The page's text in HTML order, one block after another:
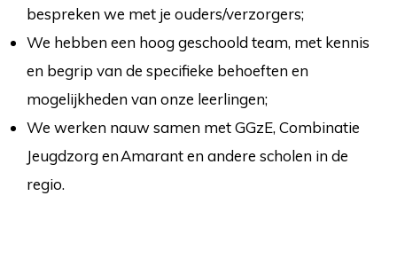
bespreken we met je ouders/verzorgers;
We hebben een hoog geschoold team, met kennis
en begrip van de specifieke behoeften en
mogelijkheden van onze leerlingen;
We werken nauw samen met GGzE, Combinatie
Jeugdzorg en Amarant en andere scholen in de
regio.